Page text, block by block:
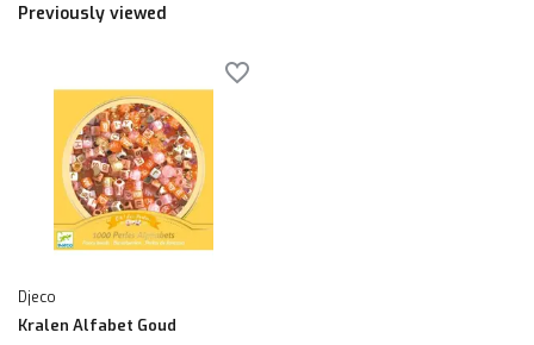
Previously viewed
Djeco
Kralen Alfabet Goud